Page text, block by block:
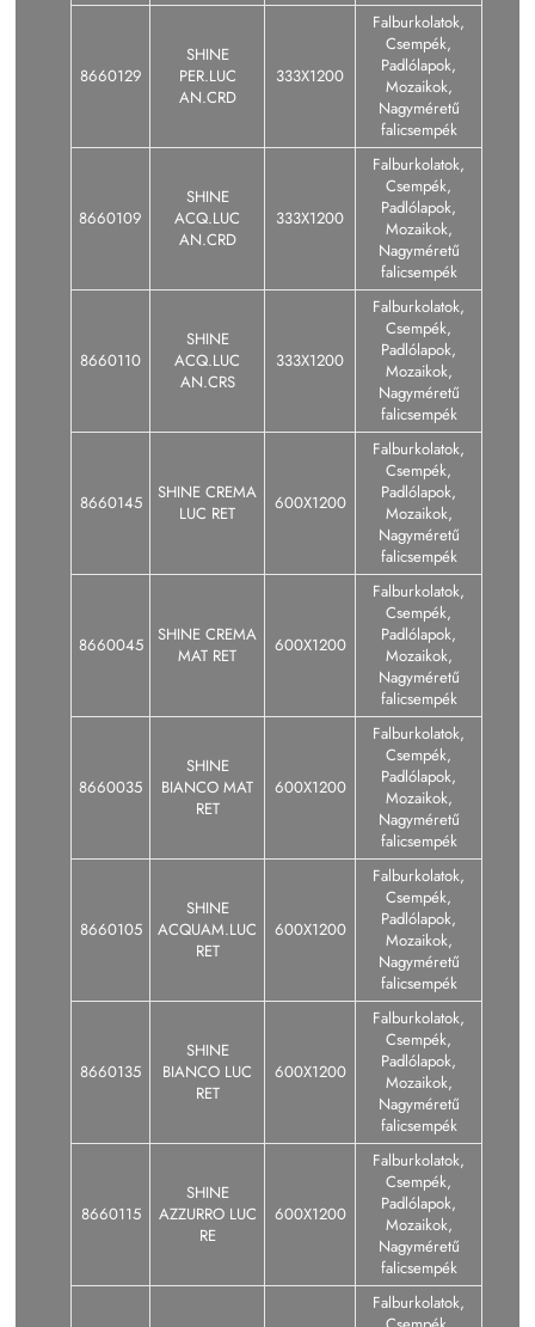
8660129
SHINE
PER.LUC
AN.CRD
333X1200
Falburkolatok,
Csempék,
Padlólapok,
Mozaikok,
Nagyméretű
falicsempék
8660109
SHINE
ACQ.LUC
AN.CRD
333X1200
Falburkolatok,
Csempék,
Padlólapok,
Mozaikok,
Nagyméretű
falicsempék
8660110
SHINE
ACQ.LUC
AN.CRS
333X1200
Falburkolatok,
Csempék,
Padlólapok,
Mozaikok,
Nagyméretű
falicsempék
8660145
SHINE CREMA
LUC RET
600X1200
Falburkolatok,
Csempék,
Padlólapok,
Mozaikok,
Nagyméretű
falicsempék
8660045
SHINE CREMA
MAT RET
600X1200
Falburkolatok,
Csempék,
Padlólapok,
Mozaikok,
Nagyméretű
falicsempék
8660035
SHINE
BIANCO MAT
RET
600X1200
Falburkolatok,
Csempék,
Padlólapok,
Mozaikok,
Nagyméretű
falicsempék
8660105
SHINE
ACQUAM.LUC
RET
600X1200
Falburkolatok,
Csempék,
Padlólapok,
Mozaikok,
Nagyméretű
falicsempék
8660135
SHINE
BIANCO LUC
RET
600X1200
Falburkolatok,
Csempék,
Padlólapok,
Mozaikok,
Nagyméretű
falicsempék
8660115
SHINE
AZZURRO LUC
RE
600X1200
Falburkolatok,
Csempék,
Padlólapok,
Mozaikok,
Nagyméretű
falicsempék
Falburkolatok,